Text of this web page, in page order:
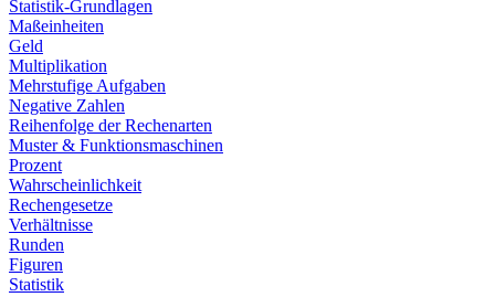
Statistik-Grundlagen
Maßeinheiten
Geld
Multiplikation
Mehrstufige Aufgaben
Negative Zahlen
Reihenfolge der Rechenarten
Muster & Funktionsmaschinen
Prozent
Wahrscheinlichkeit
Rechengesetze
Verhältnisse
Runden
Figuren
Statistik